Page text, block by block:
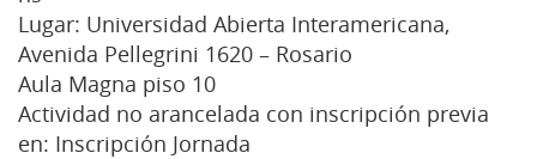
Lugar: Universidad Abierta Interamericana,
Avenida Pellegrini 1620 – Rosario
Aula Magna piso 10
Actividad no arancelada con inscripción previa
en: Inscripción Jornada